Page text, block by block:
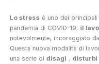
Lo stress è uno dei
pandemia di COVID-19, il
notevolmente, incoraggiato
Questa nuova modalità di
una serie di disagi , disturbi